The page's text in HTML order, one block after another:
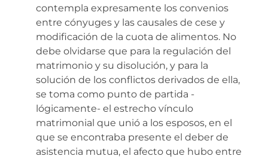
contempla expresamente los convenios
entre cónyuges y las causales de cese y
modificación de la cuota de alimentos. No
debe olvidarse que para la regulación del
matrimonio y su disolución, y para la
solución de los conflictos derivados de ella,
se toma como punto de partida -
lógicamente- el estrecho vínculo
matrimonial que unió a los esposos, en el
que se encontraba presente el deber de
asistencia mutua, el afecto que hubo entre